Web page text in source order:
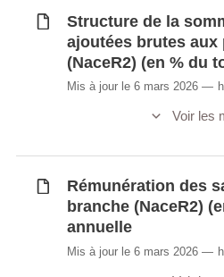
Structure de la
ajoutées brutes aux
(NaceR2) (en % du
Mis à jour le 6 mars 2026
Voir les
Rémunération des
branche (NaceR2)
annuelle
Mis à jour le 6 mars 2026